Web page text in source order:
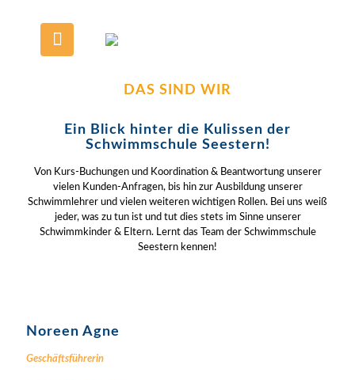
DAS SIND WIR
Ein Blick hinter die Kulissen der
Schwimmschule Seestern!
Von Kurs-Buchungen und Koordination & Beantwortung unserer
vielen Kunden-Anfragen, bis hin zur Ausbildung unserer
Schwimmlehrer und vielen weiteren wichtigen Rollen. Bei uns weiß
jeder, was zu tun ist und tut dies stets im Sinne unserer
Schwimmkinder & Eltern. Lernt das Team der Schwimmschule
Seestern kennen!
Noreen Agne
Geschäftsführerin